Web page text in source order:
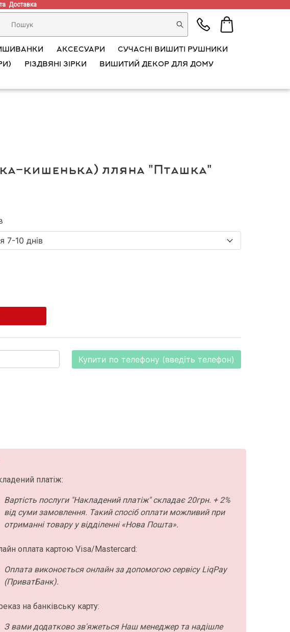
Доставка
АКСЕСУАРИ
СУЧАСНІ ВИШИТІ РУШНИКИ
РІЗДВЯНІ ЗІРКИ
ВИШИТИЙ ДЕКОР ДЛЯ ДОМУ
кишенька) лляна "Пташка"
Купити по телефону (введіть телефон)
платіж:
Вартість послуги "Накладений платіж" складає 20грн. + 2%
від суми замовлення. Такий спосіб оплати можливий при
отриманні товару у відділенні «Нова Пошта».
оплата картою Visa/Mastercard:
Оплата виконоється онлайн за допомогою сервісу LiqPay
(ПриватБанк).
на банківську карту:
З вами додатково зв'яжеться Наш менеджер та надішле